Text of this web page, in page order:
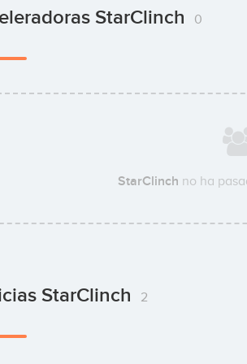
StarClinch 0
StarClinch no ha
StarClinch 2